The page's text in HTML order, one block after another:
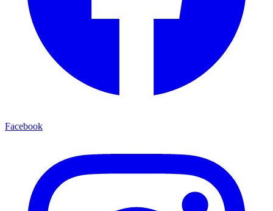
Facebook